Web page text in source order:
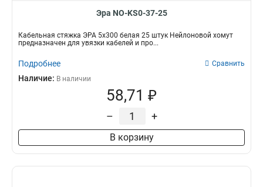
Эра NO-KS0-37-25
Кабельная стяжка ЭРА 5x300 белая 25 штук Нейлоновой хомут
предназначен для увязки кабелей и про...
Подробнее Сравнить
Наличие: В наличии
58,71 ₽
– +
В корзину